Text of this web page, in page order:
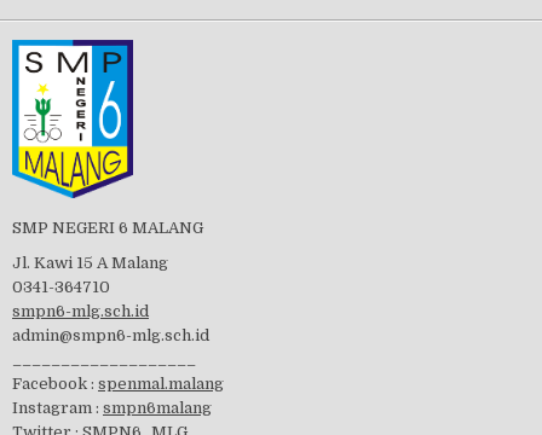
Tes Matrikulasi 2019
visitasi PPK 2019
SMP NEGERI 6 MALANG
Jl. Kawi 15 A Malang
0341-364710
smpn6-mlg.sch.id
admin@smpn6-mlg.sch.id
Facebook : spenmal.malang
Instagram : smpn6malang